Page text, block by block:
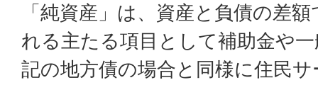
「純資産」は、資産と負債の差
れる主たる項目として補助金や
記の地方債の場合と同様に住民